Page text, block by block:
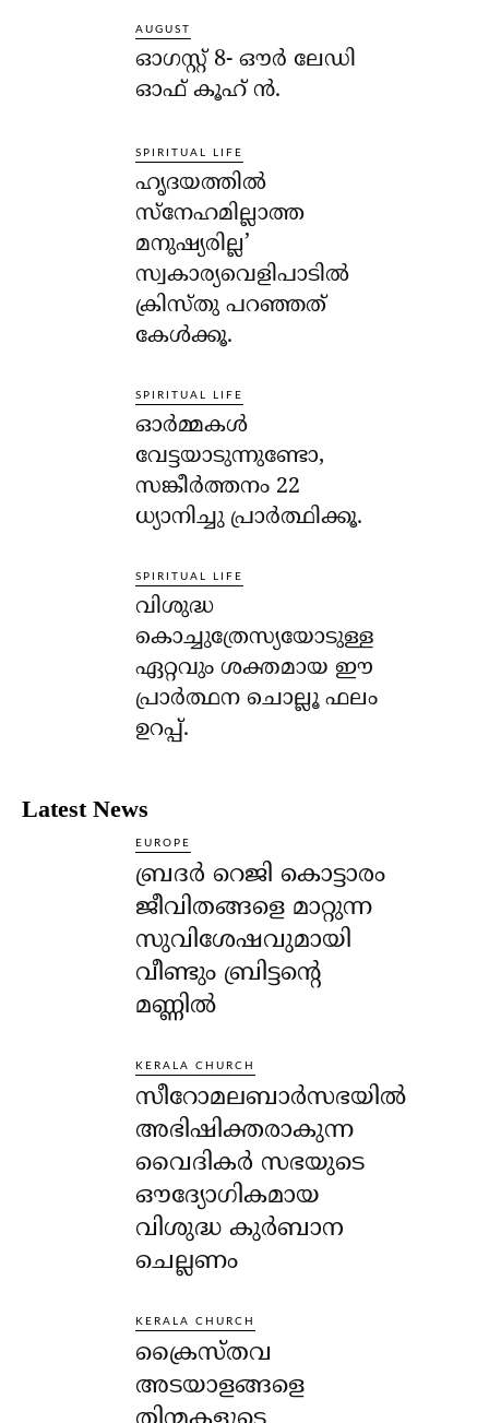
AUGUST
ഓഗസ്റ്റ് 8- ഔര്‍ ലേഡി
ഓഫ് കൂഹ് ന്‍.
SPIRITUAL LIFE
ഹൃദയത്തില്‍
സ്‌നേഹമില്ലാത്ത
മനുഷ്യരില്ല’
സ്വകാര്യവെളിപാടില്‍
ക്രിസ്തു പറഞ്ഞത്
കേള്‍ക്കൂ.
SPIRITUAL LIFE
ഓര്‍മ്മകള്‍
വേട്ടയാടുന്നുണ്ടോ,
സങ്കീര്‍ത്തനം 22
ധ്യാനിച്ചു പ്രാര്‍ത്ഥിക്കൂ.
SPIRITUAL LIFE
വിശുദ്ധ
കൊച്ചുത്രേസ്യയോടുള്ള
ഏറ്റവും ശക്തമായ ഈ
പ്രാര്‍ത്ഥന ചൊല്ലൂ ഫലം
ഉറപ്പ്.
Latest News
EUROPE
ബ്രദർ റെജി കൊട്ടാരം
ജീവിതങ്ങളെ മാറ്റുന്ന
സുവിശേഷവുമായി
വീണ്ടും ബ്രിട്ടന്റെ
മണ്ണിൽ
KERALA CHURCH
സീറോമലബാർസഭയിൽ
അഭിഷിക്തരാകുന്ന
വൈദികർ സഭയുടെ
ഔദ്യോഗികമായ
വിശുദ്ധ കുർബാന
ചെല്ലണം
KERALA CHURCH
ക്രൈസ്തവ
അടയാളങ്ങളെ